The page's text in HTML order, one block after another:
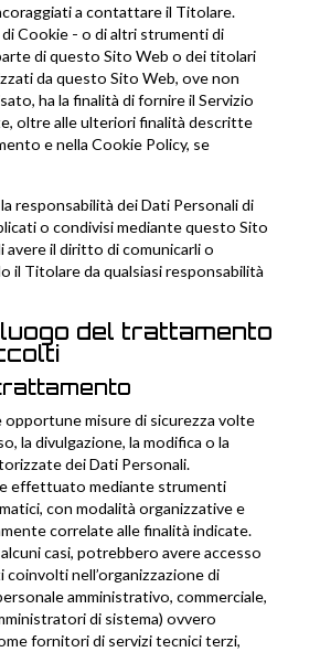
a contattare il Titolare.
di Cookie - o di altri strumenti di
di questo Sito Web o dei titolari
da questo Sito Web, ove non
ha la finalità di fornire il Servizio
oltre alle ulteriori finalità descritte
e nella Cookie Policy, se
responsabilità dei Dati Personali di
o condivisi mediante questo Sito
avere il diritto di comunicarli o
il Titolare da qualsiasi responsabilità
del trattamento
misure di sicurezza volte
la divulgazione, la modifica o la
dei Dati Personali.
effettuato mediante strumenti
con modalità organizzative e
correlate alle finalità indicate.
casi, potrebbero avere accesso
nell’organizzazione di
amministrativo, commerciale,
di sistema) ovvero
fornitori di servizi tecnici terzi,